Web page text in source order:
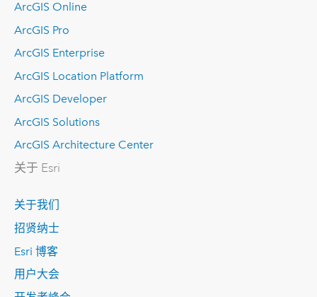
ArcGIS Online
ArcGIS Pro
ArcGIS Enterprise
ArcGIS Location Platform
ArcGIS Developer
ArcGIS Solutions
ArcGIS Architecture Center
关于 Esri
关于我们
招贤纳士
Esri 博客
用户大会